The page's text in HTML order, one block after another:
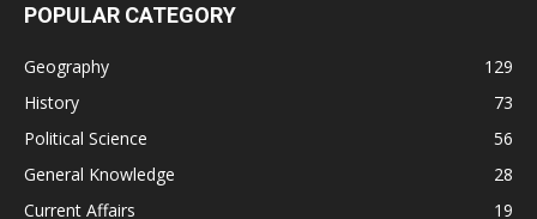
POPULAR CATEGORY
Geography
129
History
73
Political Science
56
General Knowledge
28
Current Affairs
19